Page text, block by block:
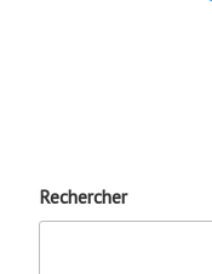
Rechercher